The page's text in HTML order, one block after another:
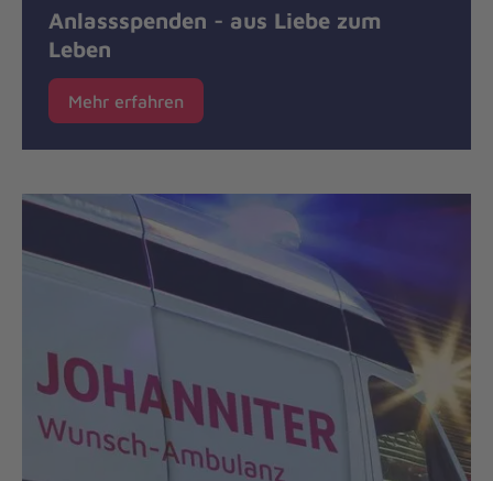
Anlassspenden - aus Liebe zum
Leben
Mehr erfahren